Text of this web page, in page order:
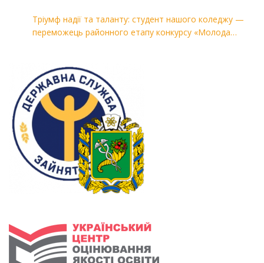
Тріумф надії та таланту: студент нашого коледжу —
переможець районного етапу конкурсу «Молода